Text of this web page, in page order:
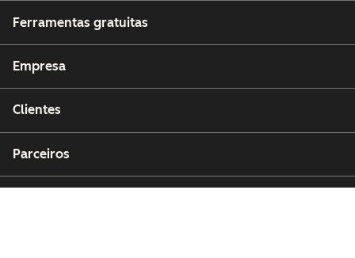
Ferramentas gratuitas
Empresa
Clientes
Parceiros